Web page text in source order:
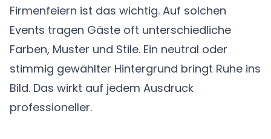
Firmenfeiern ist das wichtig. Auf solchen
Events tragen Gäste oft unterschiedliche
Farben, Muster und Stile. Ein neutral oder
stimmig gewählter Hintergrund bringt Ruhe ins
Bild. Das wirkt auf jedem Ausdruck
professioneller.